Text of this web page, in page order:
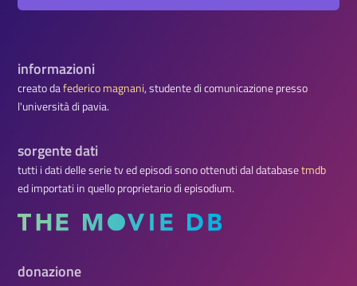
informazioni
creato dafederico magnani, studente di comunicazione presso
l'università di pavia.
sorgente dati
tutti i dati delle serie tv ed episodi sono ottenuti dal databasetmdb
ed importati in quello proprietario di episodium.
donazione